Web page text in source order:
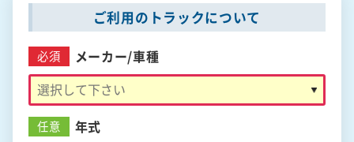
ご利用のトラックについて
必須 メーカー/車種
任意 年式